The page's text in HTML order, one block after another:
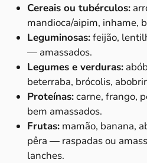
Cereais ou tubérculos:
mandioca/aipim, inhame,
Leguminosas:feijão,
— amassados.
Legumes e verduras:
beterraba, brócolis,
Proteínas:carne, frango,
bem amassados.
Frutas: mamão, banana,
pêra — raspadas ou
lanches.